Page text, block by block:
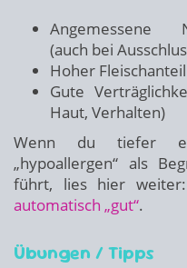
Angemessene
(auch bei
Hoher
Gute
Haut, Verhalten)
Wenn du tiefer
„hypoallergen“ als
führt, lies hier weiter:
automatisch „gut“.
Übungen / Tipps